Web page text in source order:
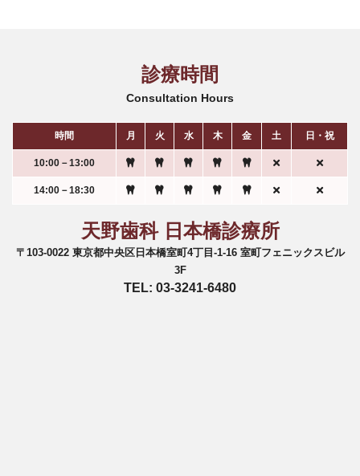
診療時間
Consultation Hours
時間 月 火 水 木 金 土 日・祝
10:00－13:00
14:00－18:30
天野歯科 日本橋診療所
〒103-0022 東京都中央区日本橋室町4丁目-1-16 室町フェニックスビル
3F
TEL: 03-3241-6480